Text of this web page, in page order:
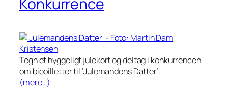
Tegn et hyggeligt julekort og deltag i konkurrencen
om biobilletter til ‘Julemandens Datter’.
(mere…)